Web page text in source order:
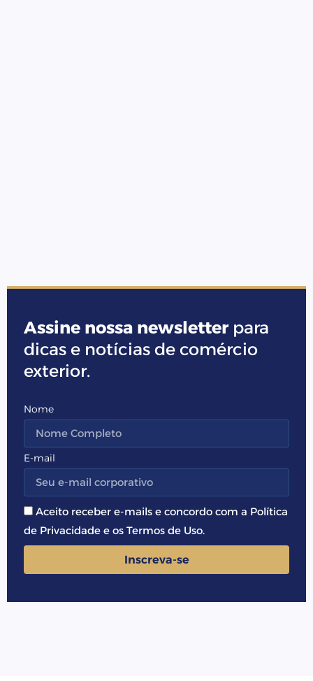
Assine nossa newsletter para
dicas e notícias de comércio
exterior.
Nome
E-mail
Aceito receber e-mails e concordo com a Política
de Privacidade e os Termos de Uso.
Inscreva-se